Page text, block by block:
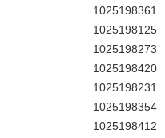
1025198361
1025198125
1025198273
1025198420
1025198231
1025198354
1025198412